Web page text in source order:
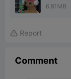
6.91MB
 Report
Comment